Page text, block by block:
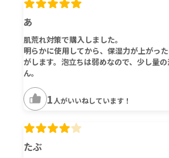
あ
肌荒れ対策で購入しました。
明らかに使用してから、保湿力が上がっ
がします。泡立ちは弱めなので、少し量
ん。
1 人がいいねしています！
たぶ